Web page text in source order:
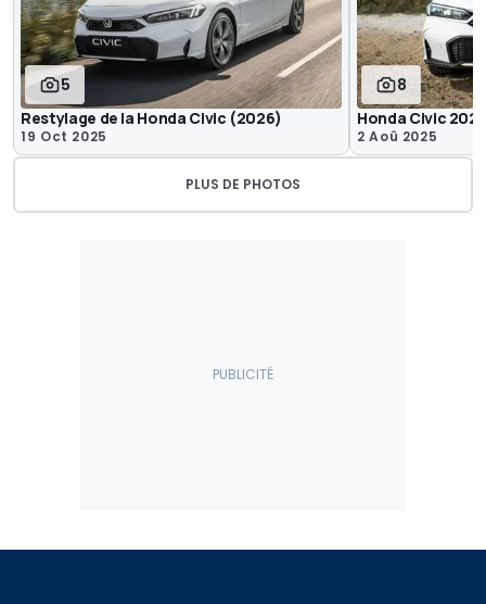
5
Restylage de la Honda Civic (2026)
19 Oct 2025
8
Honda Civic 2025
2 Aoû 2025
PLUS DE PHOTOS